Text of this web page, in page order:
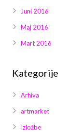
Juni 2016
Maj 2016
Mart 2016
Kategorije
Arhiva
artmarket
Izložbe